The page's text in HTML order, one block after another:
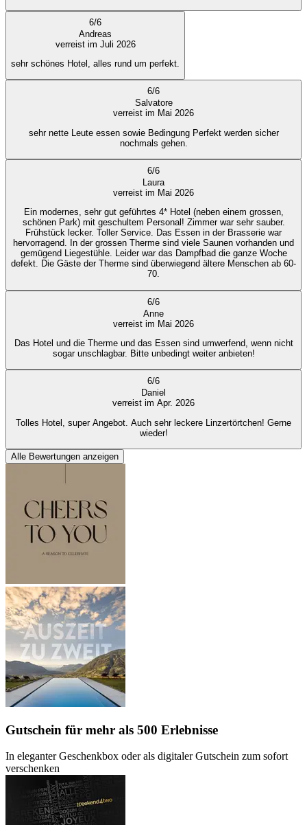
6/6
Andreas
verreist im Juli 2026
sehr schönes Hotel, alles rund um perfekt.
6/6
Salvatore
verreist im Mai 2026
sehr nette Leute essen sowie Bedingung Perfekt werden sicher
nochmals gehen.
6/6
Laura
verreist im Mai 2026
Ein modernes, sehr gut geführtes 4* Hotel (neben einem grossen,
schönen Park) mit geschultem Personal! Zimmer war sehr sauber.
Frühstück lecker. Toller Service. Das Essen in der Brasserie war
hervorragend. In der grossen Therme sind viele Saunen vorhanden und
gemügend Liegestühle. Leider war das Dampfbad die ganze Woche
defekt. Die Gäste der Therme sind überwiegend ältere Menschen ab 60-
70.
6/6
Anne
verreist im Mai 2026
Das Hotel und die Therme und das Essen sind umwerfend, wenn nicht
sogar unschlagbar. Bitte unbedingt weiter anbieten!
6/6
Daniel
verreist im Apr. 2026
Tolles Hotel, super Angebot. Auch sehr leckere Linzertörtchen! Gerne
wieder!
Alle Bewertungen anzeigen
Gutschein für mehr als 500 Erlebnisse
In eleganter Geschenkbox oder als digitaler Gutschein zum sofort
verschenken